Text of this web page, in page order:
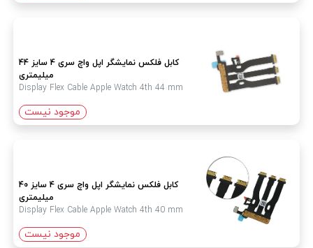
کابل فلکس نمایشگر اپل واچ سری 4 سایز 44
میلیمتری
Display Flex Cable Apple Watch 4th 44 mm
موجود نیست
کابل فلکس نمایشگر اپل واچ سری 4 سایز 40
میلیمتری
Display Flex Cable Apple Watch 4th 40 mm
موجود نیست